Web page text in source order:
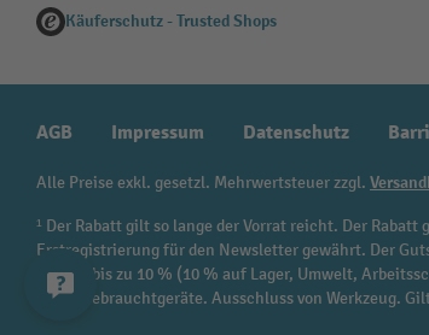
Käuferschutz - Trusted Shops
AGB Impressum Datenschutz
Alle Preise exkl. gesetzl. Mehrwertsteuer zzgl.
¹ Der Rabatt gilt so lange der Vorrat reicht. Der
Erstregistrierung für den Newsletter gewährt. Der
beträgt bis zu 10 % (10 % auf Lager, Umwelt,
sowie Gebrauchtgeräte. Ausschluss von Werkzeug.